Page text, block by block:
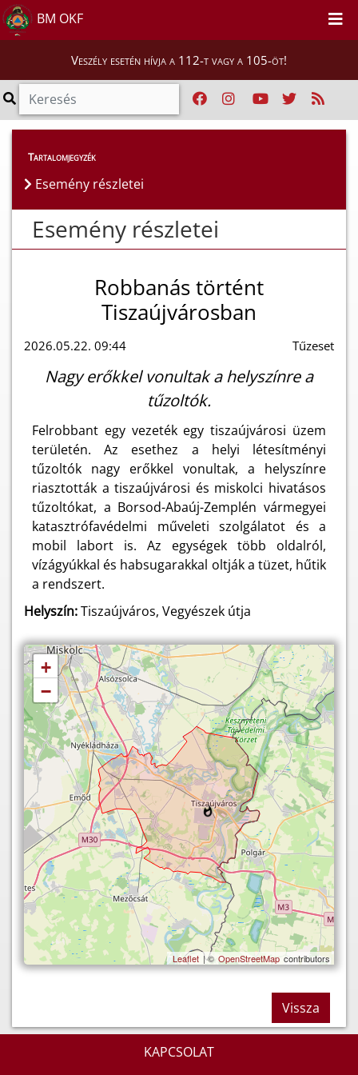
BM OKF
Veszély esetén hívja a 112-t vagy a 105-öt!
Esemény részletei
Tartalomjegyzék
Esemény részletei
Esemény részletei
Robbanás történt
Tiszaújvárosban
2026.05.22. 09:44 Tűzeset
Nagy erőkkel vonultak a helyszínre a
tűzoltók.
Felrobbant egy vezeték egy tiszaújvárosi üzem
területén. Az esethez a helyi létesítményi
tűzoltók nagy erőkkel vonultak, a helyszínre
riasztották a tiszaújvárosi és miskolci hivatásos
tűzoltókat, a Borsod-Abaúj-Zemplén vármegyei
katasztrófavédelmi műveleti szolgálatot és a
mobil labort is. Az egységek több oldalról,
vízágyúkkal és habsugarakkal oltják a tüzet, hűtik
a rendszert.
Helyszín:Tiszaújváros, Vegyészek útja
+
−
Leaflet | © OpenStreetMap contributors
Vissza
KAPCSOLAT